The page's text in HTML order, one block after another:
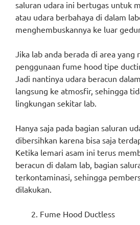
saluran udara ini bertugas untuk
atau udara berbahaya di dalam
menghembuskannya ke luar
Jika lab anda berada di area yang
penggunaan fume hood tipe
Jadi nantinya udara beracun
langsung ke atmosfir, sehingga
lingkungan sekitar lab.
Hanya saja pada bagian saluran
dibersihkan karena bisa saja
Ketika lemari asam ini terus
beracun di dalam lab, bagian
terkontaminasi, sehingga
dilakukan.
Fume Hood Ductless